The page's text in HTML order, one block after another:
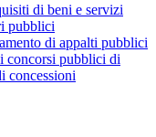
di beni e servizi
pubblici
di appalti pubblici
concorsi pubblici di
concessioni